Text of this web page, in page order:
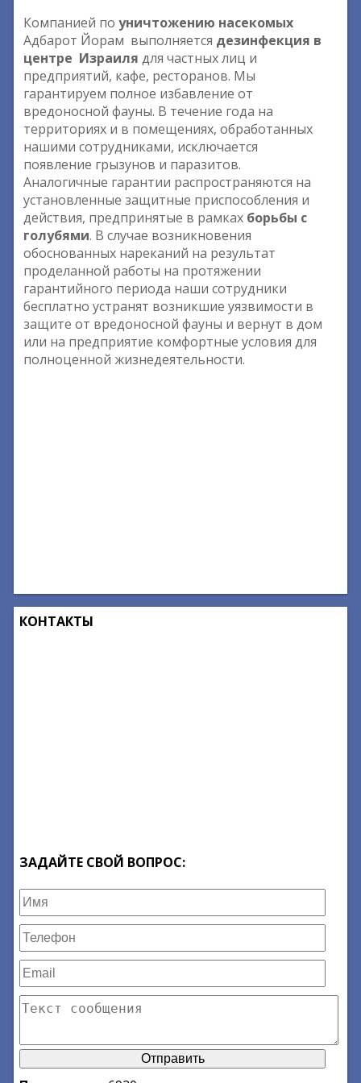
Компанией по уничтожению насекомых
Адбарот Йорам выполняется дезинфекция в
центре Израиля для частных лиц и
предприятий, кафе, ресторанов. Мы
гарантируем полное избавление от
вредоносной фауны. В течение года на
территориях и в помещениях, обработанных
нашими сотрудниками, исключается
появление грызунов и паразитов.
Аналогичные гарантии распространяются на
установленные защитные приспособления и
действия, предпринятые в рамках борьбы с
голубями. В случае возникновения
обоснованных нареканий на результат
проделанной работы на протяжении
гарантийного периода наши сотрудники
бесплатно устранят возникшие уязвимости в
защите от вредоносной фауны и вернут в дом
или на предприятие комфортные условия для
полноценной жизнедеятельности.
КОНТАКТЫ
ЗАДАЙТЕ СВОЙ ВОПРОС: